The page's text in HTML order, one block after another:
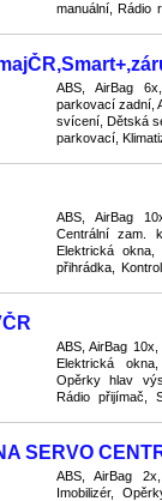
manuální, Rádio
ABS, AirBag
parkovací zadní,
svícení, Dětská
parkovací,
ABS, AirBag
Centrální zam.
Elektrická okna,
přihrádka,
ABS, AirBag
Elektrická
Opěrky hlav
Rádio přijímač,
SERVO
ABS, AirBag
Imobilizér,